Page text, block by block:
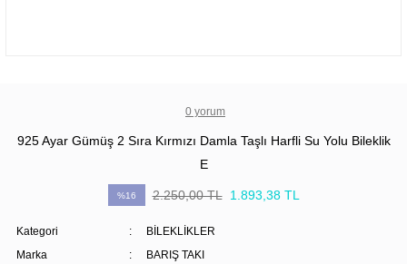
0 yorum
925 Ayar Gümüş 2 Sıra Kırmızı Damla Taşlı Harfli Su Yolu Bileklik
E
%16 2.250,00 TL 1.893,38 TL
Kategori
BİLEKLİKLER
Marka
BARIŞ TAKI